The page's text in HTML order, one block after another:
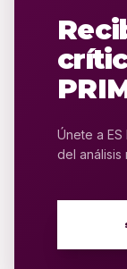
Únete a ES
del análisis